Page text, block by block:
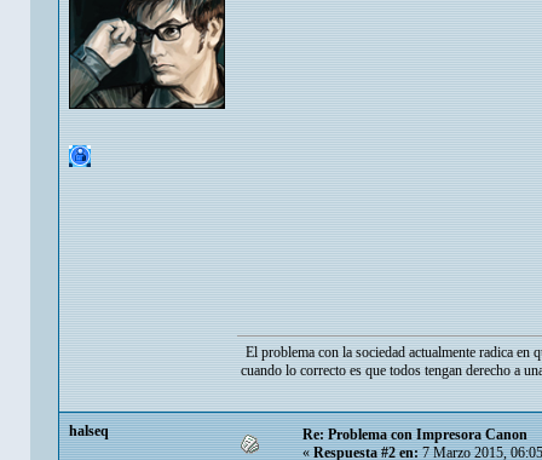
El problema con la sociedad actualmente radica en
cuando lo correcto es que todos tengan derecho a
halseq
Re: Problema con Impresora Canon
«Respuesta #2 en:7 Marzo 2015,